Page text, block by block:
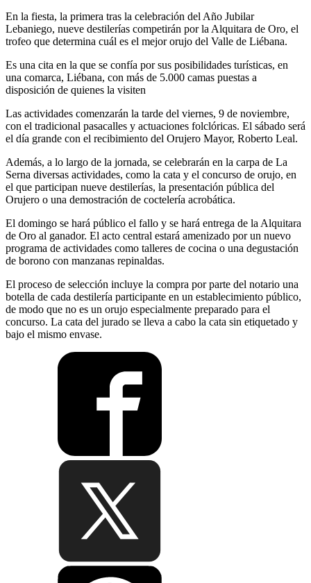
En la fiesta, la primera tras la celebración del Año Jubilar
Lebaniego, nueve destilerías competirán por la Alquitara de Oro, el
trofeo que determina cuál es el mejor orujo del Valle de Liébana.
Es una cita en la que se confía por sus posibilidades turísticas, en
una comarca, Liébana, con más de 5.000 camas puestas a
disposición de quienes la visiten
Las actividades comenzarán la tarde del viernes, 9 de noviembre,
con el tradicional pasacalles y actuaciones folclóricas. El sábado será
el día grande con el recibimiento del Orujero Mayor, Roberto Leal.
Además, a lo largo de la jornada, se celebrarán en la carpa de La
Serna diversas actividades, como la cata y el concurso de orujo, en
el que participan nueve destilerías, la presentación pública del
Orujero o una demostración de coctelería acrobática.
El domingo se hará público el fallo y se hará entrega de la Alquitara
de Oro al ganador. El acto central estará amenizado por un nuevo
programa de actividades como talleres de cocina o una degustación
de borono con manzanas repinaldas.
El proceso de selección incluye la compra por parte del notario una
botella de cada destilería participante en un establecimiento público,
de modo que no es un orujo especialmente preparado para el
concurso. La cata del jurado se lleva a cabo la cata sin etiquetado y
bajo el mismo envase.